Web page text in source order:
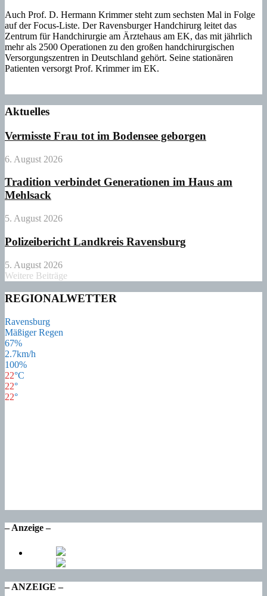
Auch Prof. D. Hermann Krimmer steht zum sechsten Mal in Folge
auf der Focus-Liste. Der Ravensburger Handchirurg leitet das
Zentrum für Handchirurgie am Ärztehaus am EK, das mit jährlich
mehr als 2500 Operationen zu den großen handchirurgischen
Versorgungszentren in Deutschland gehört. Seine stationären
Patienten versorgt Prof. Krimmer im EK.
Aktuelles
Vermisste Frau tot im Bodensee geborgen
6. August 2026
Tradition verbindet Generationen im Haus am
Mehlsack
5. August 2026
Polizeibericht Landkreis Ravensburg
5. August 2026
Weitere Beiträge
REGIONALWETTER
Ravensburg
Mäßiger Regen
67%
2.7km/h
100%
22°C
22°
22°
– Anzeige –
– ANZEIGE –